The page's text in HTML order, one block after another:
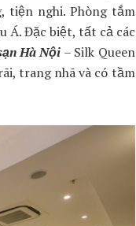
tiện nghi. Phòng tắm
Á. Đặc biệt, tất cả các
Hà Nội – Silk Queen
trang nhã và có tầm